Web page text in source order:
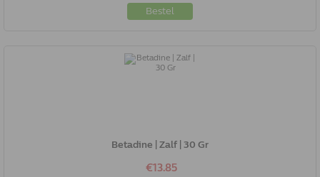
Bestel
Betadine | Zalf | 30 Gr
€13.85